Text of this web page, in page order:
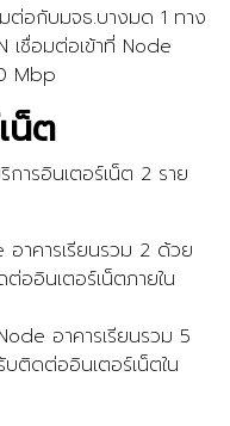
มต่อกับมจธ.บางมด 1 ทาง
เชื่อมต่อเข้าที่ Node
Mbp
น็ต
การอินเตอร์เน็ต 2 ราย
อาคารเรียนรวม 2 ด้วย
ออินเตอร์เน็ตภายใน
อาคารเรียนรวม 5
ติดต่ออินเตอร์เน็ตใน